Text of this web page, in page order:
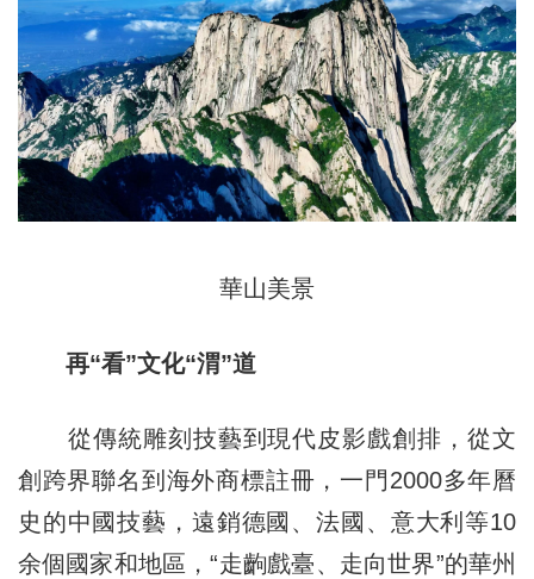
華山美景
再“看”文化“渭”道
從傳統雕刻技藝到現代皮影戲創排，從文
創跨界聯名到海外商標註冊，一門2000多年曆
史的中國技藝，遠銷德國、法國、意大利等10
余個國家和地區，“走齣戲臺、走向世界”的華州